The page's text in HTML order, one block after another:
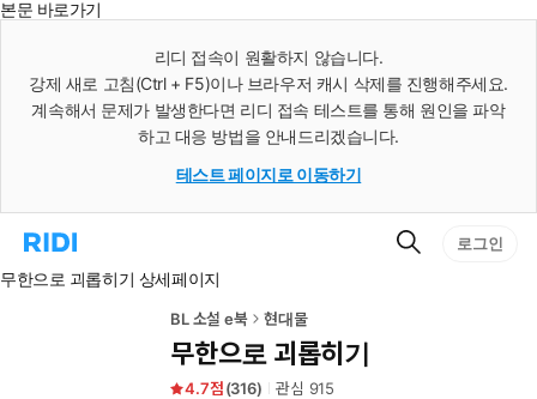
본문 바로가기
리디 접속이 원활하지 않습니다.
강제 새로 고침(Ctrl + F5)이나 브라우저 캐시 삭제를 진행해주세요.
계속해서 문제가 발생한다면 리디 접속 테스트를 통해 원인을 파악
하고 대응 방법을 안내드리겠습니다.
테스트 페이지로 이동하기
리
홈
검
로그인
무한으로 괴롭히기 상세페이지
BL 소설 e북 현대물
무한으로 괴롭히기
4.7 (316) 관심 915